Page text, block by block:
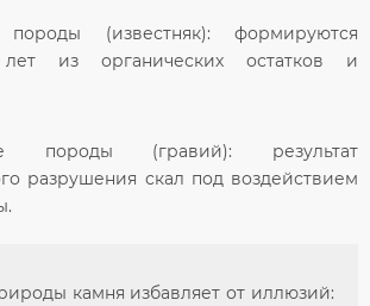
(известняк): формируются
из органических остатков и
породы (гравий): результат
разрушения скал под воздействием
камня избавляет от иллюзий: